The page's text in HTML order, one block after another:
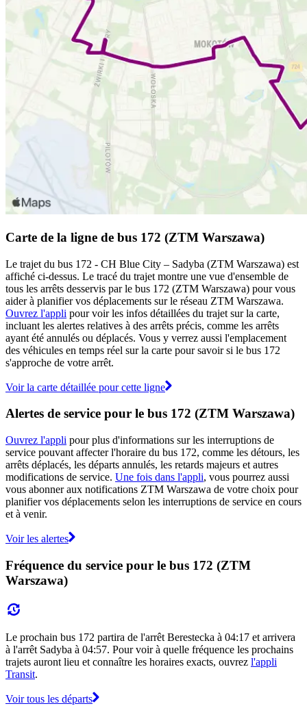
Carte de la ligne de bus 172 (ZTM Warszawa)
Le trajet du bus 172 - CH Blue City – Sadyba (ZTM Warszawa) est
affiché ci-dessus. Le tracé du trajet montre une vue d'ensemble de
tous les arrêts desservis par le bus 172 (ZTM Warszawa) pour vous
aider à planifier vos déplacements sur le réseau ZTM Warszawa.
Ouvrez l'appli pour voir les infos détaillées du trajet sur la carte,
incluant les alertes relatives à des arrêts précis, comme les arrêts
ayant été annulés ou déplacés. Vous y verrez aussi l'emplacement
des véhicules en temps réel sur la carte pour savoir si le bus 172
s'approche de votre arrêt.
Voir la carte détaillée pour cette ligne
Alertes de service pour le bus 172 (ZTM Warszawa)
Ouvrez l'appli pour plus d'informations sur les interruptions de
service pouvant affecter l'horaire du bus 172, comme les détours, les
arrêts déplacés, les départs annulés, les retards majeurs et autres
modifications de service. Une fois dans l'appli, vous pourrez aussi
vous abonner aux notifications ZTM Warszawa de votre choix pour
planifier vos déplacements selon les interruptions de service en cours
et à venir.
Voir les alertes
Fréquence du service pour le bus 172 (ZTM
Warszawa)
Le prochain bus 172 partira de l'arrêt Berestecka à 04:17 et arrivera
à l'arrêt Sadyba à 04:57. Pour voir à quelle fréquence les prochains
trajets auront lieu et connaître les horaires exacts, ouvrez l'appli
Transit.
Voir tous les départs